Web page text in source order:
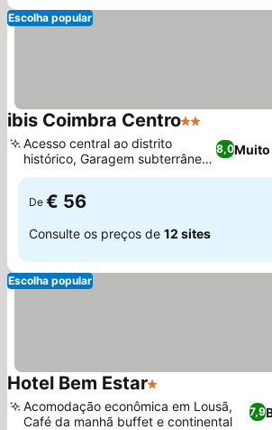
Escolha popular
ibis Coimbra Centro2 Estrelas
8,0Muito
Acesso central ao distrito
histórico, Garagem subterrânea
segura
De € 56
Consulte os preços de 12 sites
Escolha popular
Hotel Bem Estar1 Estrelas
7,9
Acomodação econômica em Lousã,
Café da manhã buffet e continental